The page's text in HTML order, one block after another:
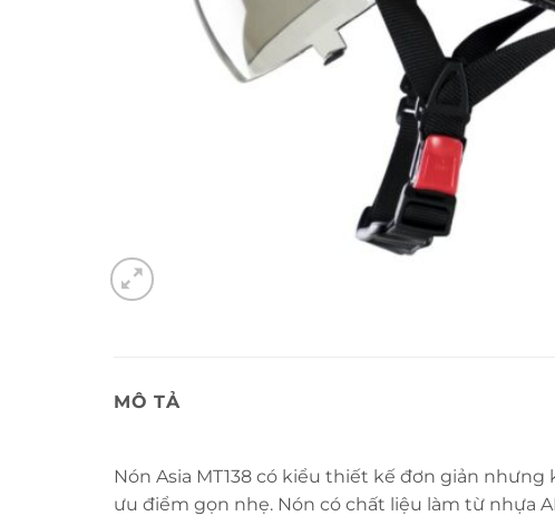
MÔ TẢ
Nón Asia MT138 có kiểu thiết kế đơn giản
ưu điểm gọn nhẹ. Nón có chất liệu làm từ nhựa